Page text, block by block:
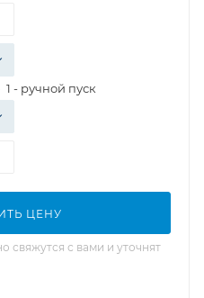
1 - ручной пуск
ЦЕНУ
свяжутся с вами и уточнят